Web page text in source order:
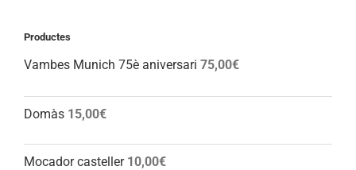
Productes
Vambes Munich 75è aniversari 75,00€
Domàs 15,00€
Mocador casteller 10,00€